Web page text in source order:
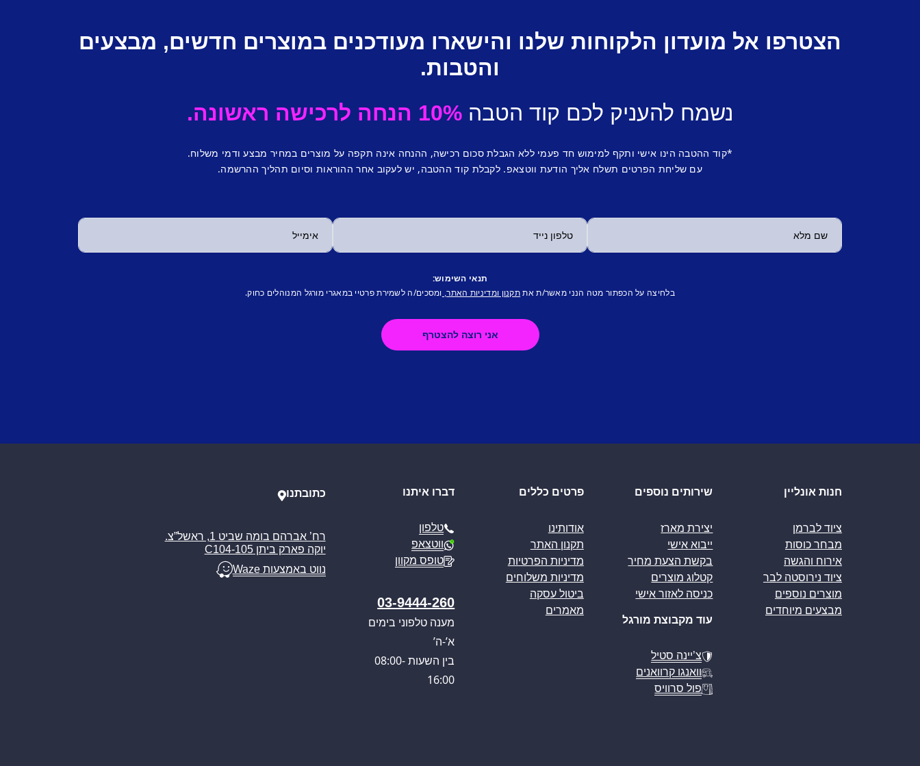
הצטרפו אל מועדון הלקוחות שלנו והישארו מעודכנים במוצרים חדשים, מבצעים
והטבות.
נשמח להעניק לכם קוד הטבה 10% הנחה לרכישה ראשונה.
*קוד ההטבה הינו אישי ותקף למימוש חד פעמי ללא הגבלת סכום רכישה, ההנחה אינה תקפה על מוצרים במחיר מבצע ודמי משלוח.
עם שליחת הפרטים תשלח אליך הודעת ווטצאפ. לקבלת קוד ההטבה, יש לעקוב אחר ההוראות וסיום תהליך ההרשמה.
תנאי השימוש:
בלחיצה על הכפתור מטה הנני מאשר/ת את תקנון ומדיניות האתר, ומסכים/ה לשמירת פרטיי במאגרי מורגל המנוהלים כחוק.
חנות אונליין
ציוד לברמן
מבחר כוסות
אירוח והגשה
ציוד נירוסטה לבר
מוצרים נוספים
מבצעים מיוחדים
שירותים נוספים
יצירת מארז
ייבוא אישי
בקשת הצעת מחיר
קטלוג מוצרים
כניסה לאזור אישי
עוד מקבוצת מורגל
צ’יינה סטיל
וואנגו קרוואנים
פול סרוויס
פרטים כללים
אודותינו
תקנון האתר
מדיניות הפרטיות
מדיניות משלוחים
ביטול עסקה
מאמרים
דברו איתנו
טלפון
ווטצאפ
טופס מקוון
03-9444-260
מענה טלפוני בימים
א’-ה’
בין השעות 08:00-
16:00
כתובתנו
רח’ אברהם בומה שביט 1, ראשל”צ.
יוקה פארק ביתן C104-105
נווט באמצעות Waze